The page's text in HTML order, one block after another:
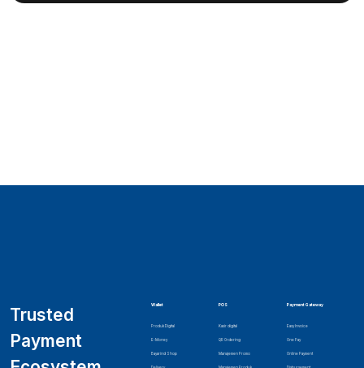
Trusted
Payment
Wallet
Produk Digital
E-Money
Bayarind Shop
POS
Kasir digital
QR Ordering
Manajemen Promo
Payment Gateway
Easy Invoice
One Pay
Online Payment